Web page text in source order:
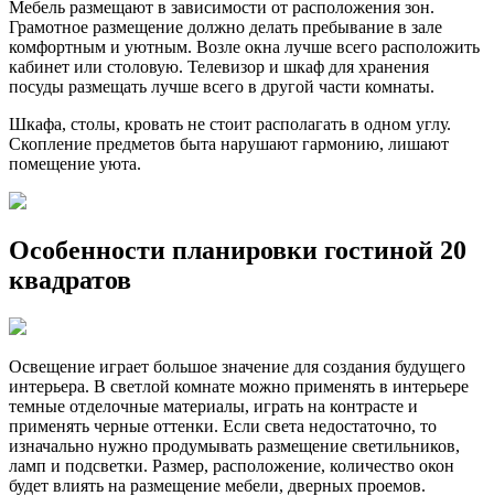
Мебель размещают в зависимости от расположения зон.
Грамотное размещение должно делать пребывание в зале
комфортным и уютным. Возле окна лучше всего расположить
кабинет или столовую. Телевизор и шкаф для хранения
посуды размещать лучше всего в другой части комнаты.
Шкафа, столы, кровать не стоит располагать в одном углу.
Скопление предметов быта нарушают гармонию, лишают
помещение уюта.
Особенности планировки гостиной 20
квадратов
Освещение играет большое значение для создания будущего
интерьера. В светлой комнате можно применять в интерьере
темные отделочные материалы, играть на контрасте и
применять черные оттенки. Если света недостаточно, то
изначально нужно продумывать размещение светильников,
ламп и подсветки. Размер, расположение, количество окон
будет влиять на размещение мебели, дверных проемов.